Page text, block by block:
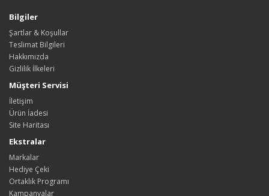
Bilgiler
Şartlar & Koşullar
Teslimat Bilgileri
Hakkımızda
Gizlilik İlkeleri
Müşteri Servisi
İletişim
Ürün İadesi
Site Haritası
Ekstralar
Markalar
Hediye Çeki
Ortaklık Programı
Kampanyalar